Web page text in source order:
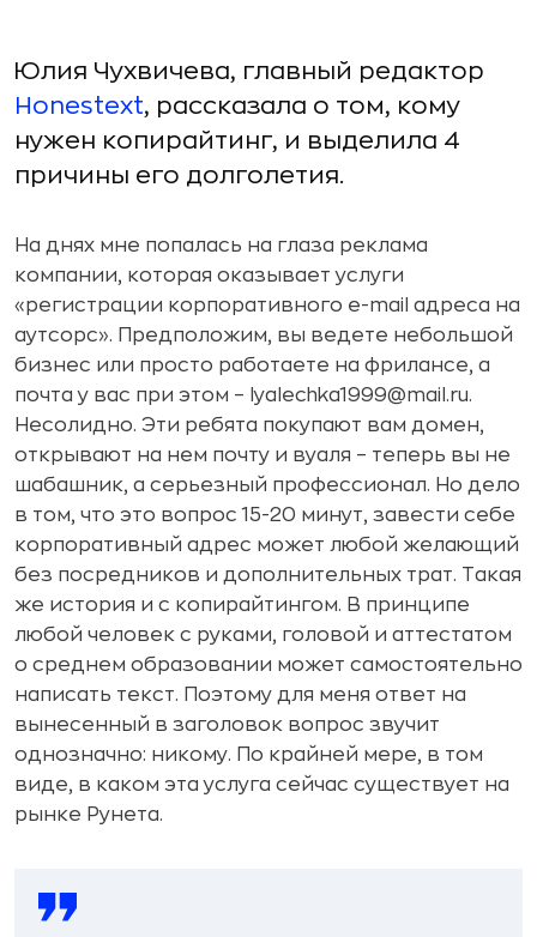
Юлия Чухвичева, главный редактор
Honestext, рассказала о том, кому
нужен копирайтинг, и выделила 4
причины его долголетия.
На днях мне попалась на глаза реклама
компании, которая оказывает услуги
«регистрации корпоративного e-mail адреса на
аутсорс». Предположим, вы ведете небольшой
бизнес или просто работаете на фрилансе, а
почта у вас при этом – lyalechka1999@mail.ru.
Несолидно. Эти ребята покупают вам домен,
открывают на нем почту и вуаля – теперь вы не
шабашник, а серьезный профессионал. Но дело
в том, что это вопрос 15-20 минут, завести себе
корпоративный адрес может любой желающий
без посредников и дополнительных трат. Такая
же история и с копирайтингом. В принципе
любой человек с руками, головой и аттестатом
о среднем образовании может самостоятельно
написать текст. Поэтому для меня ответ на
вынесенный в заголовок вопрос звучит
однозначно: никому. По крайней мере, в том
виде, в каком эта услуга сейчас существует на
рынке Рунета.